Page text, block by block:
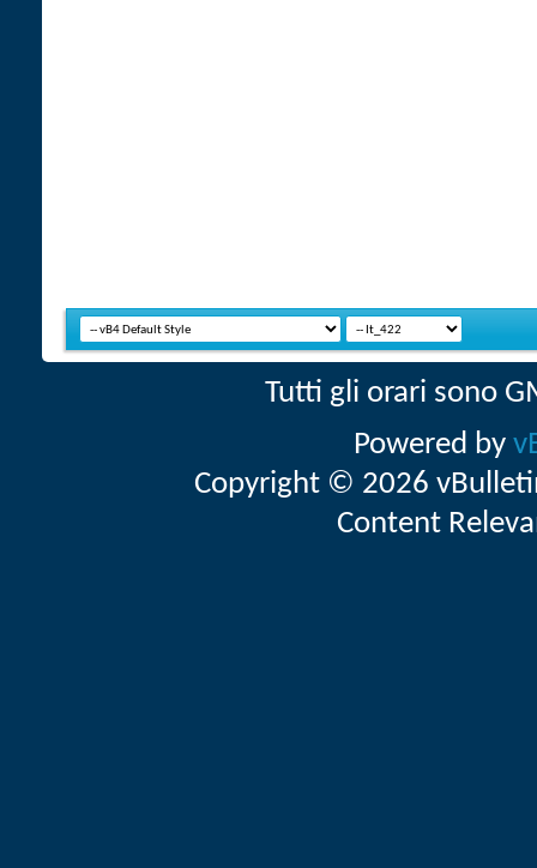
Tutti gli orari sono
Powered by
Copyright © 2026
Content